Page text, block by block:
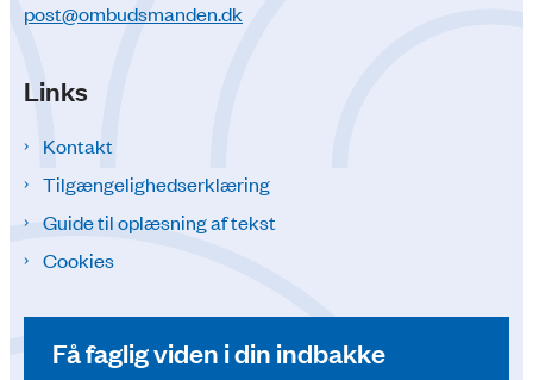
post@ombudsmanden.dk
Links
Kontakt
Tilgængelighedserklæring
Guide til oplæsning af tekst
Cookies
Få faglig viden i din indbakke